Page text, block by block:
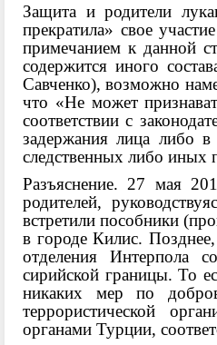
Защита и родители
прекратила» свое
примечанием к данной
содержится иного
Савченко), возможно
что «Не может
соответствии с
задержания лица либо
следственных либо иных
Разъяснение. 27 мая
родителей,
встретили пособники
в городе Килис.
отделения Интерпола
сирийской границы. То
никаких мер по
террористической
органами Турции,